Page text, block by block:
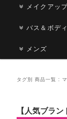
ー
メ
イ
ン
テ
サ
ブ
コ
ン
メイクアッ
バス＆ボディ
メンズ
タグ別 商品一覧 :
【人気ブラ